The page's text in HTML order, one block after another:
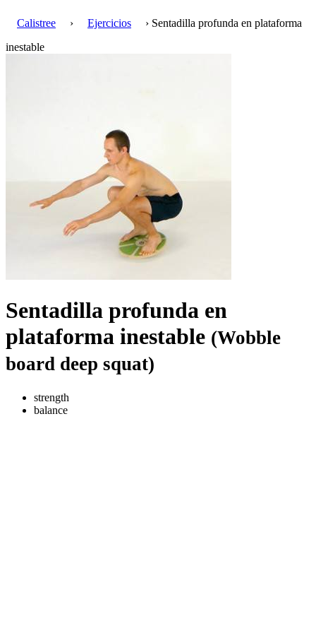
Calistree › Ejercicios
› Sentadilla profunda en plataforma
inestable
Sentadilla profunda en
plataforma inestable (Wobble
board deep squat)
strength
balance